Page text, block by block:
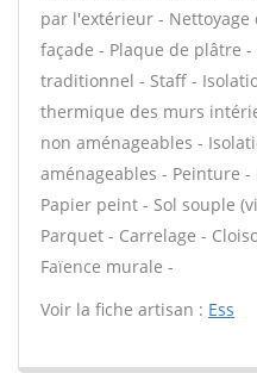
par l'extérieur - Nettoyage
façade - Plaque de plâtre
traditionnel - Staff -
thermique des murs
non aménageables -
aménageables - Peinture
Papier peint - Sol souple
Parquet - Carrelage -
Faïence murale -
Voir la fiche artisan : Ess